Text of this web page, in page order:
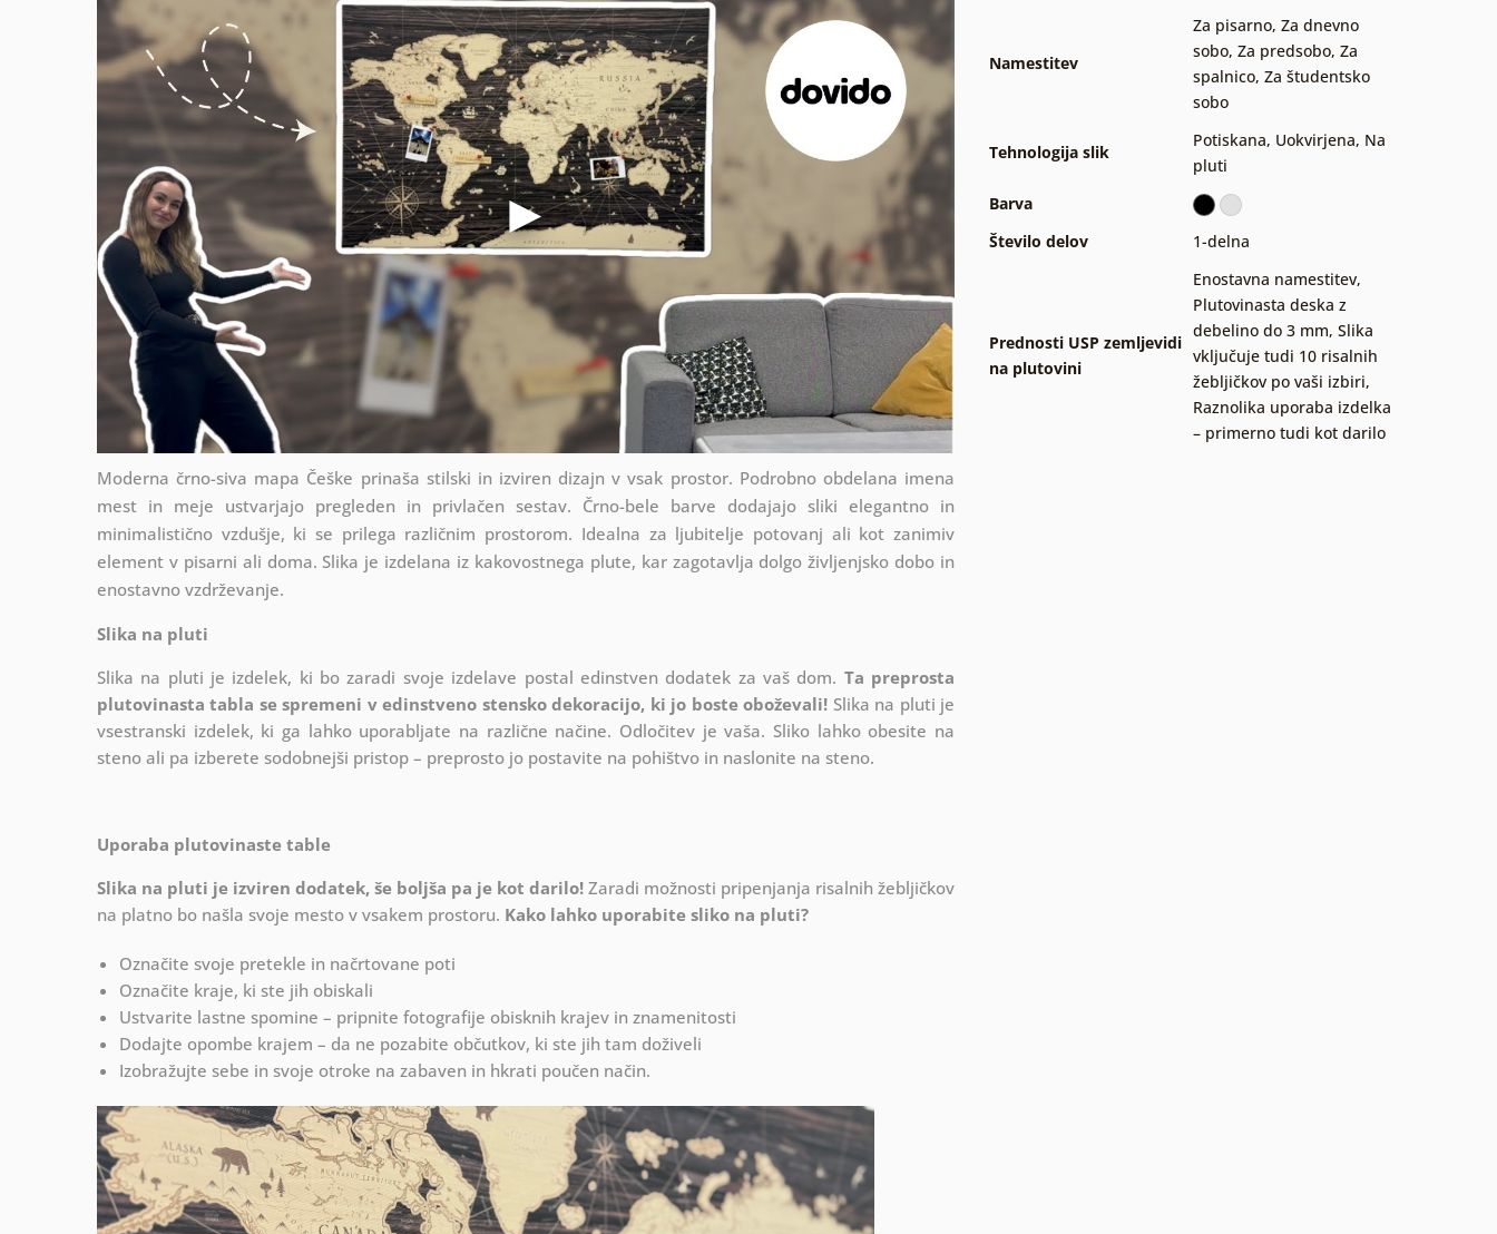
Moderna črno-siva mapa Češke prinaša stilski in izviren dizajn v vsak prostor. Podrobno obdelana imena
mest in meje ustvarjajo pregleden in privlačen sestav. Črno-bele barve dodajajo sliki elegantno in
minimalistično vzdušje, ki se prilega različnim prostorom. Idealna za ljubitelje potovanj ali kot zanimiv
element v pisarni ali doma. Slika je izdelana iz kakovostnega plute, kar zagotavlja dolgo življenjsko dobo in
enostavno vzdrževanje.
Slika na pluti
Slika na pluti je izdelek, ki bo zaradi svoje izdelave postal edinstven dodatek za vaš dom. Ta preprosta
plutovinasta tabla se spremeni v edinstveno stensko dekoracijo, ki jo boste oboževali! Slika na pluti je
vsestranski izdelek, ki ga lahko uporabljate na različne načine. Odločitev je vaša. Sliko lahko obesite na
steno ali pa izberete sodobnejši pristop – preprosto jo postavite na pohištvo in naslonite na steno.
Uporaba plutovinaste table
Slika na pluti je izviren dodatek, še boljša pa je kot darilo! Zaradi možnosti pripenjanja risalnih žebljičkov
na platno bo našla svoje mesto v vsakem prostoru. Kako lahko uporabite sliko na pluti?
Označite svoje pretekle in načrtovane poti
Označite kraje, ki ste jih obiskali
Ustvarite lastne spomine – pripnite fotografije obisknih krajev in znamenitosti
Dodajte opombe krajem – da ne pozabite občutkov, ki ste jih tam doživeli
Izobražujte sebe in svoje otroke na zabaven in hkrati poučen način.
Namestitev
Za pisarno, Za dnevno
sobo, Za predsobo, Za
spalnico, Za študentsko
sobo
Tehnologija slik
Potiskana, Uokvirjena, Na
pluti
Barva
Število delov
1-delna
Prednosti USP zemljevidi
na plutovini
Enostavna namestitev,
Plutovinasta deska z
debelino do 3 mm, Slika
vključuje tudi 10 risalnih
žebljičkov po vaši izbiri,
Raznolika uporaba izdelka
– primerno tudi kot darilo